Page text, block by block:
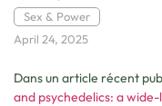
Sex & Power
April 24, 2025
Dans un article récent
and psychedelics: a